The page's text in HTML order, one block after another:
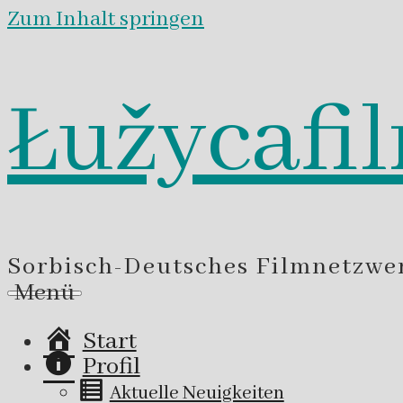
Zum Inhalt springen
Sorbisch-Deutsches
Menü
Start
Profil
Aktuelle Neuigkeiten